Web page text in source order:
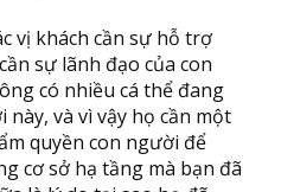
vị khách cần sự hỗ trợ
sự lãnh đạo của con
có nhiều cá thể đang
và vì vậy họ cần một
quyền con người để
cơ sở hạ tầng mà bạn đã